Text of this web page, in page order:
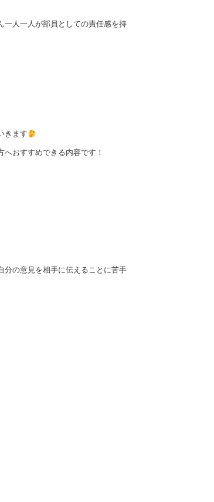
一人一人が部員としての責任感を持
きます
おすすめできる内容です！
分の意見を相手に伝えることに苦手